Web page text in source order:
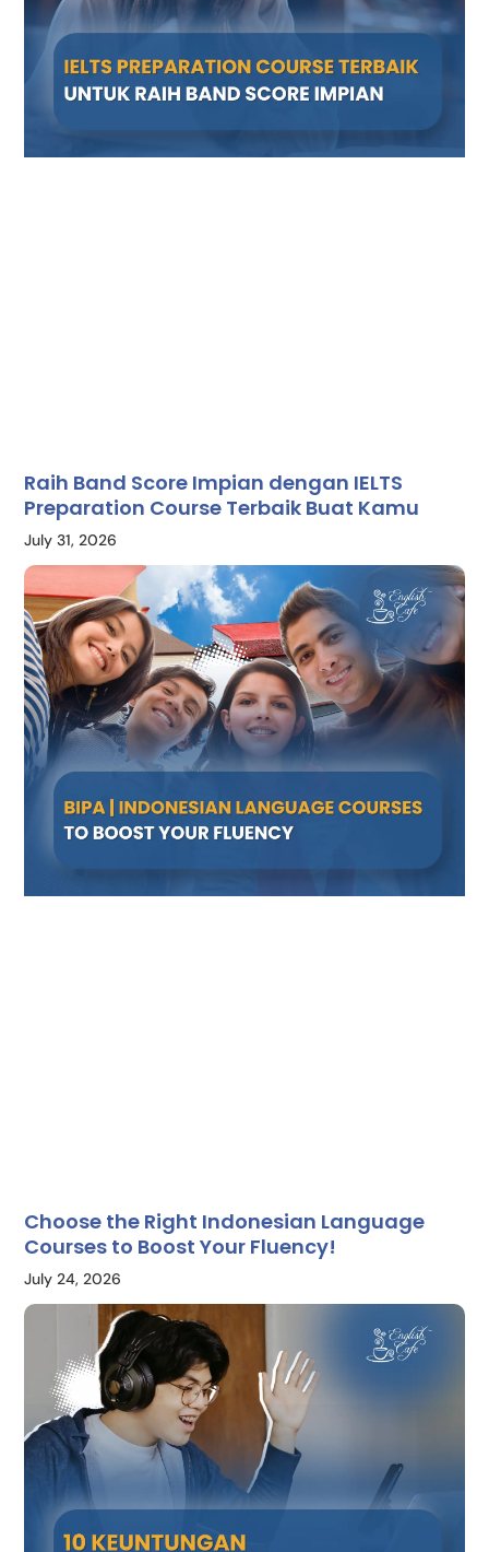
Raih Band Score Impian dengan IELTS
Preparation Course Terbaik Buat Kamu
July 31, 2026
Choose the Right Indonesian Language
Courses to Boost Your Fluency!
July 24, 2026